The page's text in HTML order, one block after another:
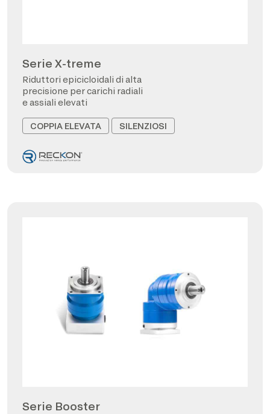
Serie X-treme
Riduttori epicicloidali di alta
precisione per carichi radiali
e assiali elevati
COPPIA ELEVATA SILENZIOSI
Serie Booster